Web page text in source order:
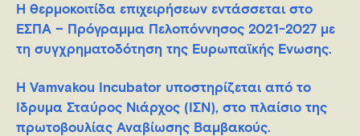
Η θερμοκοιτίδα επιχειρήσεων εντάσσεται στο
ΕΣΠΑ – Πρόγραμμα Πελοπόννησος 2021-2027 με
τη συγχρηματοδότηση της Ευρωπαϊκής Ένωσης.
Η Vamvakou Incubator υποστηρίζεται από το
Ίδρυμα Σταύρος Νιάρχος (ΙΣΝ), στο πλαίσιο της
πρωτοβουλίας Αναβίωσης Βαμβακούς.